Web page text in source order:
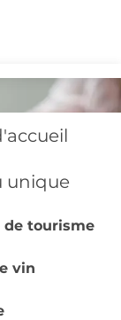
unique
de tourisme
vin la
?